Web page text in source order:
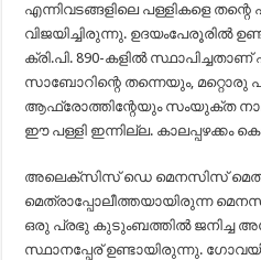
എന്നിവടങ്ങളിലെ പള്ളികളെ
വിജയിച്ചിരുന്നു. ഉദയംപേരൂരിൽ
ക്രി.പി. 890-കളിൽ
സാബോറിന്റെ തന്നെയും, മറ്റൊരു
ആഫ്രോത്തിന്റേയും സംയുക്ത
ഈ പള്ളി ഇന്നില്ല. കാലപ്പഴക്കം
അലെക്സിസ് ഡെ മെനസിസ്
മെത്രാപ്പോലീത്തയായിരുന്ന
ഒരു പ്രഭു കുടുംബത്തിൽ ജനിച്ച
സ്ഥാനപ്പേര് ഉണ്ടായിരുന്നു.